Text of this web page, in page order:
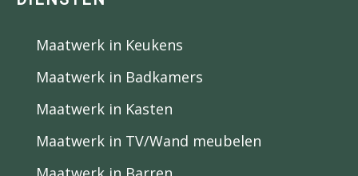
Maatwerk in Keukens
Maatwerk in Badkamers
Maatwerk in Kasten
Maatwerk in TV/Wand meubelen